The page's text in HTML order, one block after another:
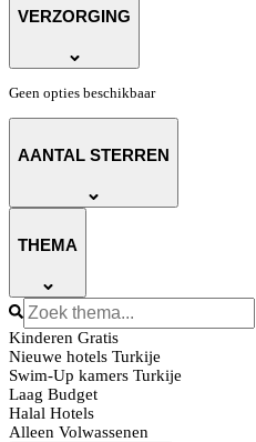
VERZORGING
Geen opties beschikbaar
AANTAL STERREN
THEMA
Kinderen Gratis
Nieuwe hotels Turkije
Swim-Up kamers Turkije
Laag Budget
Halal Hotels
Alleen Volwassenen